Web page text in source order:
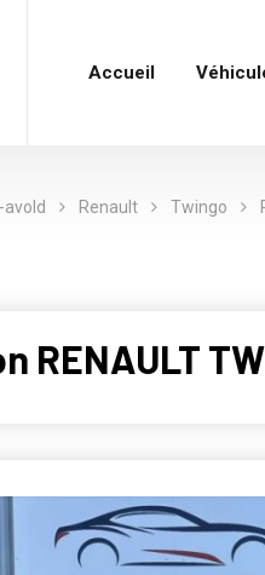
Accueil
Renault Twingo
RENAULT